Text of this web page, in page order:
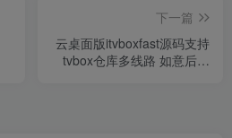
下一篇
云桌面版itvboxfast源码支持
tvbox仓库多线路 如意后台